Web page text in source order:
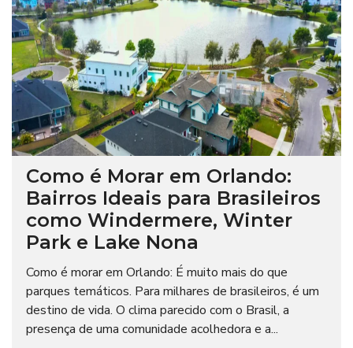
Como é Morar em Orlando:
Bairros Ideais para Brasileiros
como Windermere, Winter
Park e Lake Nona
Como é morar em Orlando: É muito mais do que
parques temáticos. Para milhares de brasileiros, é um
destino de vida. O clima parecido com o Brasil, a
presença de uma comunidade acolhedora e a...